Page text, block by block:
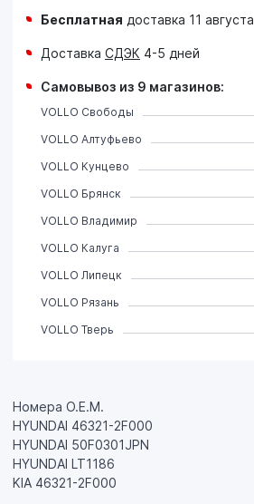
Номера О.Е.М.
HYUNDAI 46321-2F000
HYUNDAI 50F0301JPN
HYUNDAI LT1186
KIA 46321-2F000
Бесплатная доставка 11 августа
Доставка СДЭК 4-5 дней
Самовывоз из 9 магазинов:
VOLLO Свободы
VOLLO Алтуфьево
VOLLO Кунцево
VOLLO Брянск
VOLLO Владимир
VOLLO Калуга
VOLLO Липецк
VOLLO Рязань
VOLLO Тверь